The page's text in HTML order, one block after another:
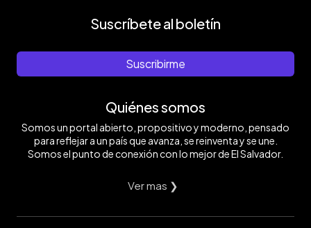
Suscríbete al boletín
Suscribirme
Quiénes somos
Somos un portal abierto, propositivo y moderno, pensado
para reflejar a un país que avanza, se reinventa y se une.
Somos el punto de conexión con lo mejor de El Salvador.
Ver mas ❯